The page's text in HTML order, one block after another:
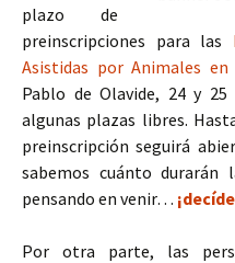
plazo de
preinscripciones para las
Asistidas por Animales en
Pablo de Olavide, 24 y
algunas plazas libres.
preinscripción seguirá
sabemos cuánto durarán
pensando en venir…
Por otra parte, las